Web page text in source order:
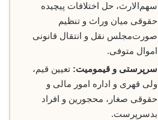
سهم‌الارث، حل اختلافات پیچیده
حقوقی میان وراث و تنظیم
صورت‌مجلس نقل و انتقال قانونی
اموال متوفی.
سرپرستی و قیمومیت: تعیین قیم،
ولی قهری و اداره امور مالی و
حقوقی صغار، محجورین و افراد
بدسرپرست.